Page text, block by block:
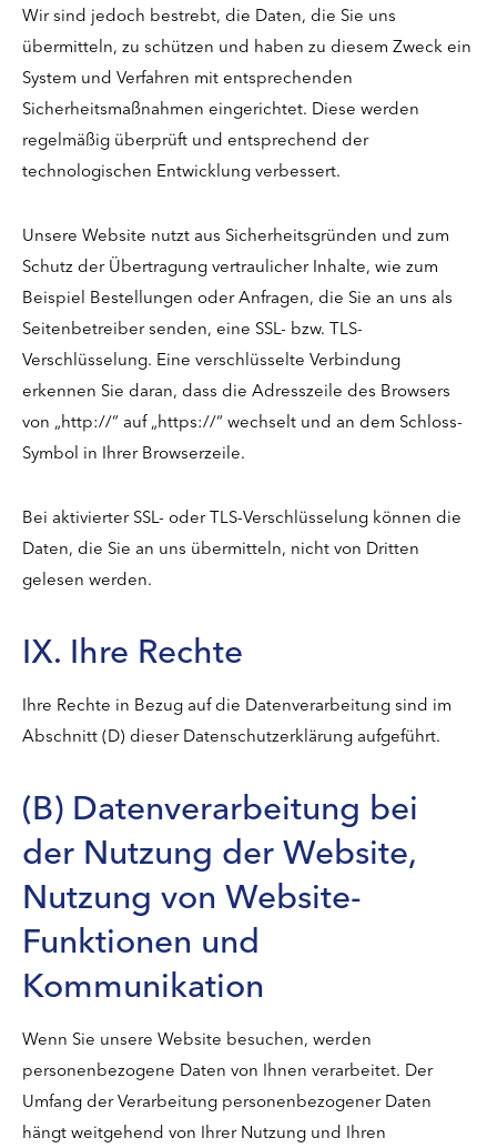
Wir sind jedoch bestrebt, die Daten, die Sie uns
übermitteln, zu schützen und haben zu diesem Zweck ein
System und Verfahren mit entsprechenden
Sicherheitsmaßnahmen eingerichtet. Diese werden
regelmäßig überprüft und entsprechend der
technologischen Entwicklung verbessert.
Unsere Website nutzt aus Sicherheitsgründen und zum
Schutz der Übertragung vertraulicher Inhalte, wie zum
Beispiel Bestellungen oder Anfragen, die Sie an uns als
Seitenbetreiber senden, eine SSL- bzw. TLS-
Verschlüsselung. Eine verschlüsselte Verbindung
erkennen Sie daran, dass die Adresszeile des Browsers
von „http://“ auf „https://“ wechselt und an dem Schloss-
Symbol in Ihrer Browserzeile.
Bei aktivierter SSL- oder TLS-Verschlüsselung können die
Daten, die Sie an uns übermitteln, nicht von Dritten
gelesen werden.
IX. Ihre Rechte
Ihre Rechte in Bezug auf die Datenverarbeitung sind im
Abschnitt (D) dieser Datenschutzerklärung aufgeführt.
(B) Datenverarbeitung bei
der Nutzung der Website,
Nutzung von Website-
Funktionen und
Kommunikation
Wenn Sie unsere Website besuchen, werden
personenbezogene Daten von Ihnen verarbeitet. Der
Umfang der Verarbeitung personenbezogener Daten
hängt weitgehend von Ihrer Nutzung und Ihren